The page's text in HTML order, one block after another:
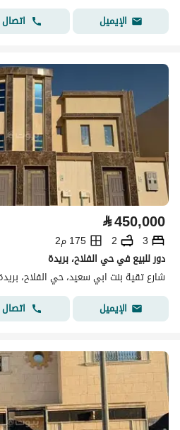
الإيميل
اتصال
⃁450,000
3
2
175 م2
دور للبيع في حي الفلاح، بريدة
شارع تقية بنت ابي سعيد، حي الفلاح،
الإيميل
اتصال